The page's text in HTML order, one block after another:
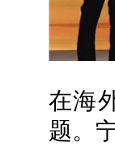
在海
题。